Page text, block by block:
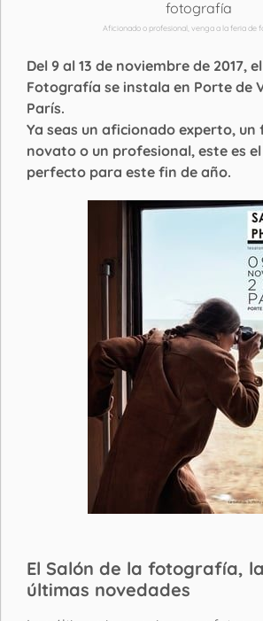
Aficionado o profesional, venga a la feria de
Del 9 al 13 de noviembre de 2017,
Fotografía se instala en Porte de
París.
Ya seas un aficionado experto,
novato o un profesional, este es
perfecto para este fin de año.
El Salón de la fotografía,
últimas novedades